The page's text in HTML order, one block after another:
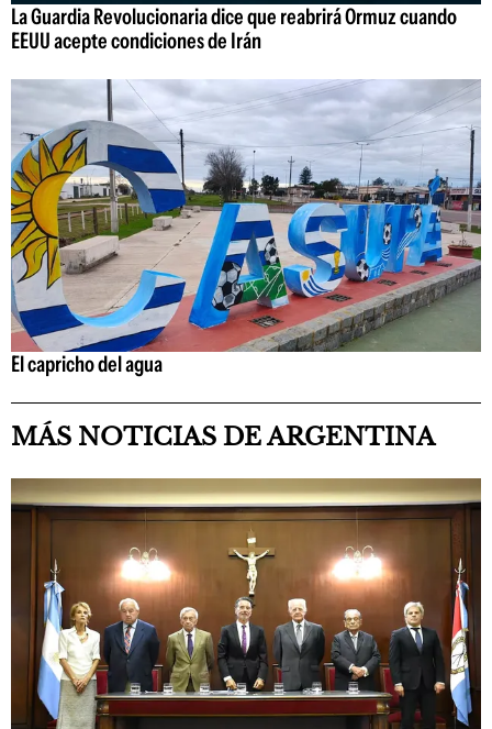
La Guardia Revolucionaria dice que reabrirá Ormuz cuando
EEUU acepte condiciones de Irán
El capricho del agua
MÁS NOTICIAS DE ARGENTINA